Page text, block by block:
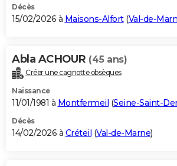
Décès
15/02/2026 à Maisons-Alfort(Val-de-
Abla ACHOUR (45 ans)
Créer une cagnotte obsèques
Naissance
11/01/1981 à Montfermeil (Seine-Saint-
Décès
14/02/2026 à Créteil (Val-de-Marne)